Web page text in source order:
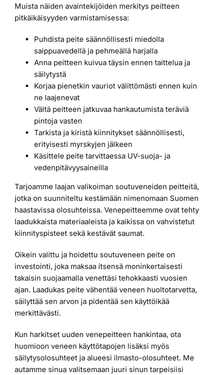
Muista näiden avaintekijöiden merkitys peitteen
pitkäikäisyyden varmistamisessa:
Puhdista peite säännöllisesti miedolla
saippuavedellä ja pehmeällä harjalla
Anna peitteen kuivua täysin ennen taittelua ja
säilytystä
Korjaa pienetkin vauriot välittömästi ennen kuin
ne laajenevat
Vältä peitteen jatkuvaa hankautumista teräviä
pintoja vasten
Tarkista ja kiristä kiinnitykset säännöllisesti,
erityisesti myrskyjen jälkeen
Käsittele peite tarvittaessa UV-suoja- ja
vedenpitävyysaineilla
Tarjoamme laajan valikoiman soutuveneiden peitteitä,
jotka on suunniteltu kestämään nimenomaan Suomen
haastavissa olosuhteissa. Venepeitteemme ovat tehty
laadukkaista materiaaleista ja kaikissa on vahvistetut
kiinnityspisteet sekä kestävät saumat.
Oikein valittu ja hoidettu soutuveneen peite on
investointi, joka maksaa itsensä moninkertaisesti
takaisin suojaamalla venettäsi tehokkaasti vuosien
ajan. Laadukas peite vähentää veneen huoltotarvetta,
säilyttää sen arvon ja pidentää sen käyttöikää
merkittävästi.
Kun harkitset uuden venepeitteen hankintaa, ota
huomioon veneen käyttötapojen lisäksi myös
säilytysolosuhteet ja alueesi ilmasto-olosuhteet. Me
autamme sinua valitsemaan juuri sinun tarpeisiisi